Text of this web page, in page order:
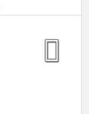
Deutschland